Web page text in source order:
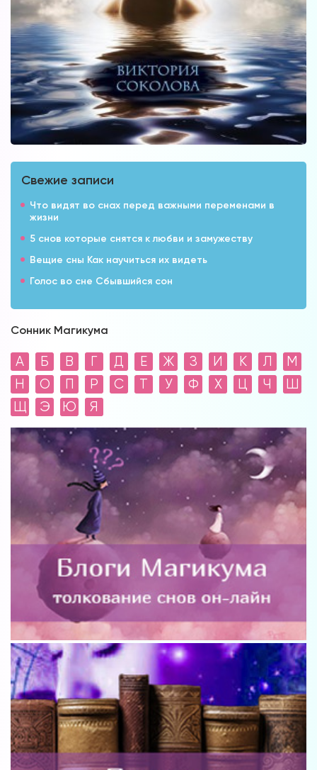
Свежие записи
Что видят во снах перед важными переменами в
жизни
5 снов которые снятся к любви и замужеству
Вещие сны Как научиться их видеть
Голос во сне Сбывшийся сон
Сонник Магикума
А Б В Г Д Е Ж З И К Л
М
Н
О П Р С Т У Ф Х Ц Ч
Ш
Щ
Э Ю Я